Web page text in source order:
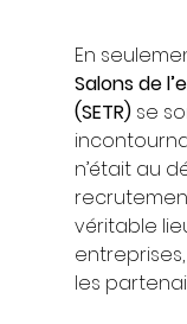
En
Salons de
(SETR) se
n’était au
véritable
les